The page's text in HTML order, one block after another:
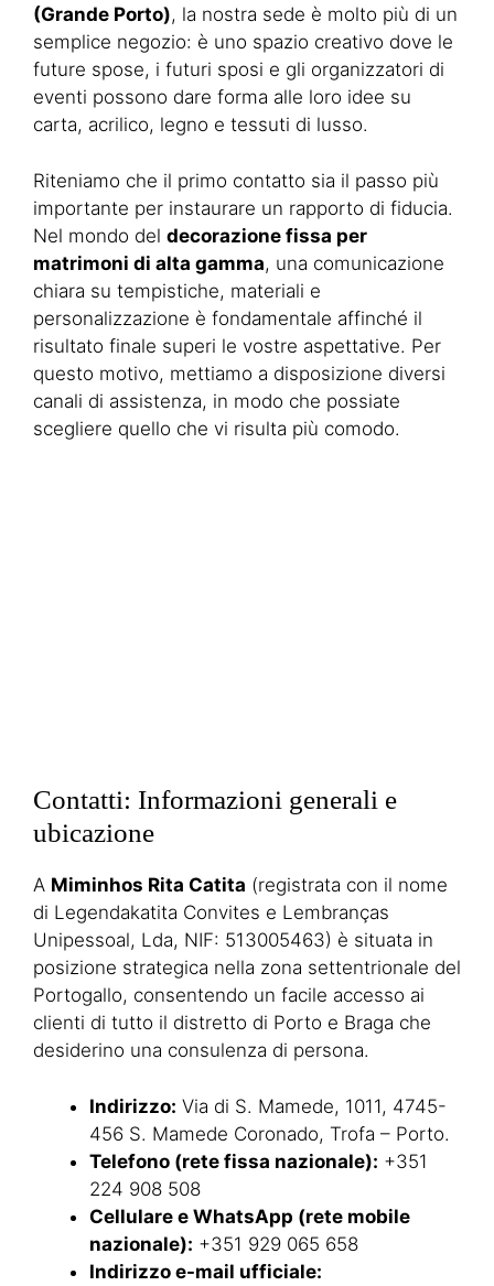
(Grande Porto), la nostra sede è molto più di un
semplice negozio: è uno spazio creativo dove le
future spose, i futuri sposi e gli organizzatori di
eventi possono dare forma alle loro idee su
carta, acrilico, legno e tessuti di lusso.
Riteniamo che il primo contatto sia il passo più
importante per instaurare un rapporto di fiducia.
Nel mondo del decorazione fissa per
matrimoni di alta gamma, una comunicazione
chiara su tempistiche, materiali e
personalizzazione è fondamentale affinché il
risultato finale superi le vostre aspettative. Per
questo motivo, mettiamo a disposizione diversi
canali di assistenza, in modo che possiate
scegliere quello che vi risulta più comodo.
Contatti: Informazioni generali e
ubicazione
A Miminhos Rita Catita (registrata con il nome
di Legendakatita Convites e Lembranças
Unipessoal, Lda, NIF: 513005463) è situata in
posizione strategica nella zona settentrionale del
Portogallo, consentendo un facile accesso ai
clienti di tutto il distretto di Porto e Braga che
desiderino una consulenza di persona.
Indirizzo: Via di S. Mamede, 1011, 4745-
456 S. Mamede Coronado, Trofa – Porto.
Telefono (rete fissa nazionale): +351
224 908 508
Cellulare e WhatsApp (rete mobile
nazionale): +351 929 065 658
Indirizzo e-mail ufficiale: